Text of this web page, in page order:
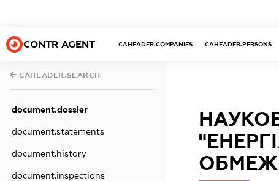
CONTR AGENT CAHEADER.COMPANIES CAHEADER.PERSONS
CAHEADER.SEARCH
document.dossier
document.statements
document.history
document.inspections